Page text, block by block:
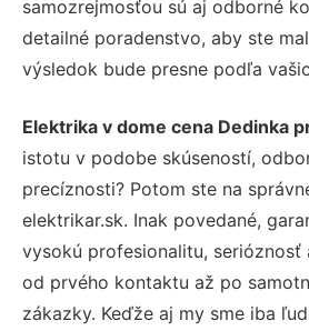
samozrejmosťou sú aj odborné
detailné poradenstvo, aby ste
výsledok bude presne podľa
Elektrika v dome cena Dedinka
istotu v podobe skúseností,
precíznosti? Potom ste na
elektrikar.sk. Inak povedané,
vysokú profesionalitu, serióznosť
od prvého kontaktu až po
zákazky. Keďže aj my sme iba